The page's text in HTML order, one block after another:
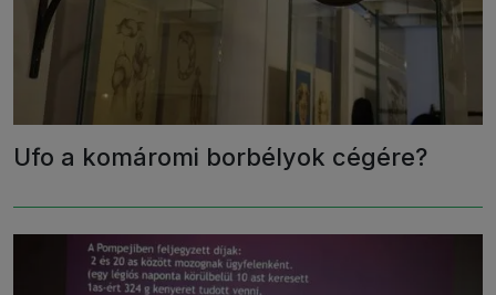
Ufo a komáromi borbélyok cégére?